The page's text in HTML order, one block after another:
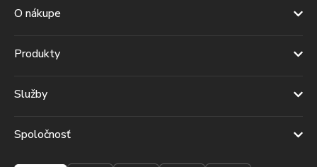
O nákupe
Produkty
Služby
Spoločnosť